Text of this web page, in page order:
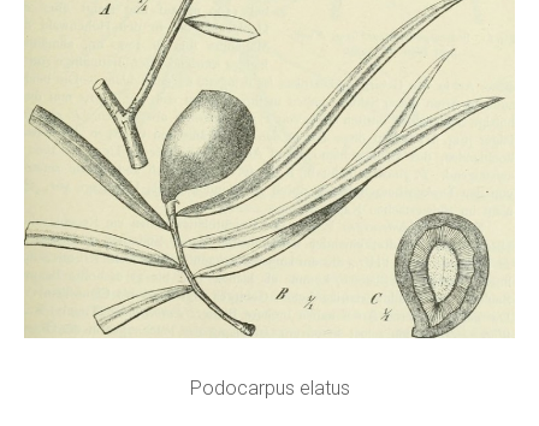
Podocarpus elatus